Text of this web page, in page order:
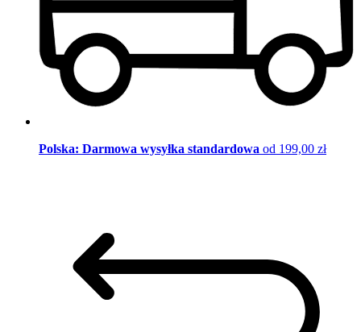
Polska: Darmowa wysyłka standardowa od 199,00 zł